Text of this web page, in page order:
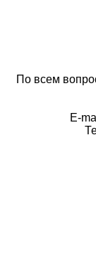
По всем
E-